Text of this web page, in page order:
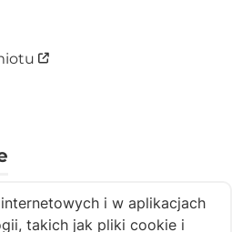
i w aplikacjach
takich jak pliki cookie i
Link zewnętrzny
zewnętrzny
Poznań